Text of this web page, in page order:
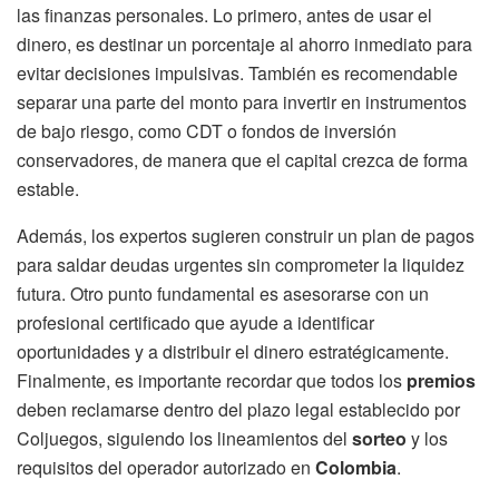
las finanzas personales. Lo primero, antes de usar el
dinero, es destinar un porcentaje al ahorro inmediato para
evitar decisiones impulsivas. También es recomendable
separar una parte del monto para invertir en instrumentos
de bajo riesgo, como CDT o fondos de inversión
conservadores, de manera que el capital crezca de forma
estable.
Además, los expertos sugieren construir un plan de pagos
para saldar deudas urgentes sin comprometer la liquidez
futura. Otro punto fundamental es asesorarse con un
profesional certificado que ayude a identificar
oportunidades y a distribuir el dinero estratégicamente.
Finalmente, es importante recordar que todos los premios
deben reclamarse dentro del plazo legal establecido por
Coljuegos, siguiendo los lineamientos del sorteo y los
requisitos del operador autorizado en Colombia.